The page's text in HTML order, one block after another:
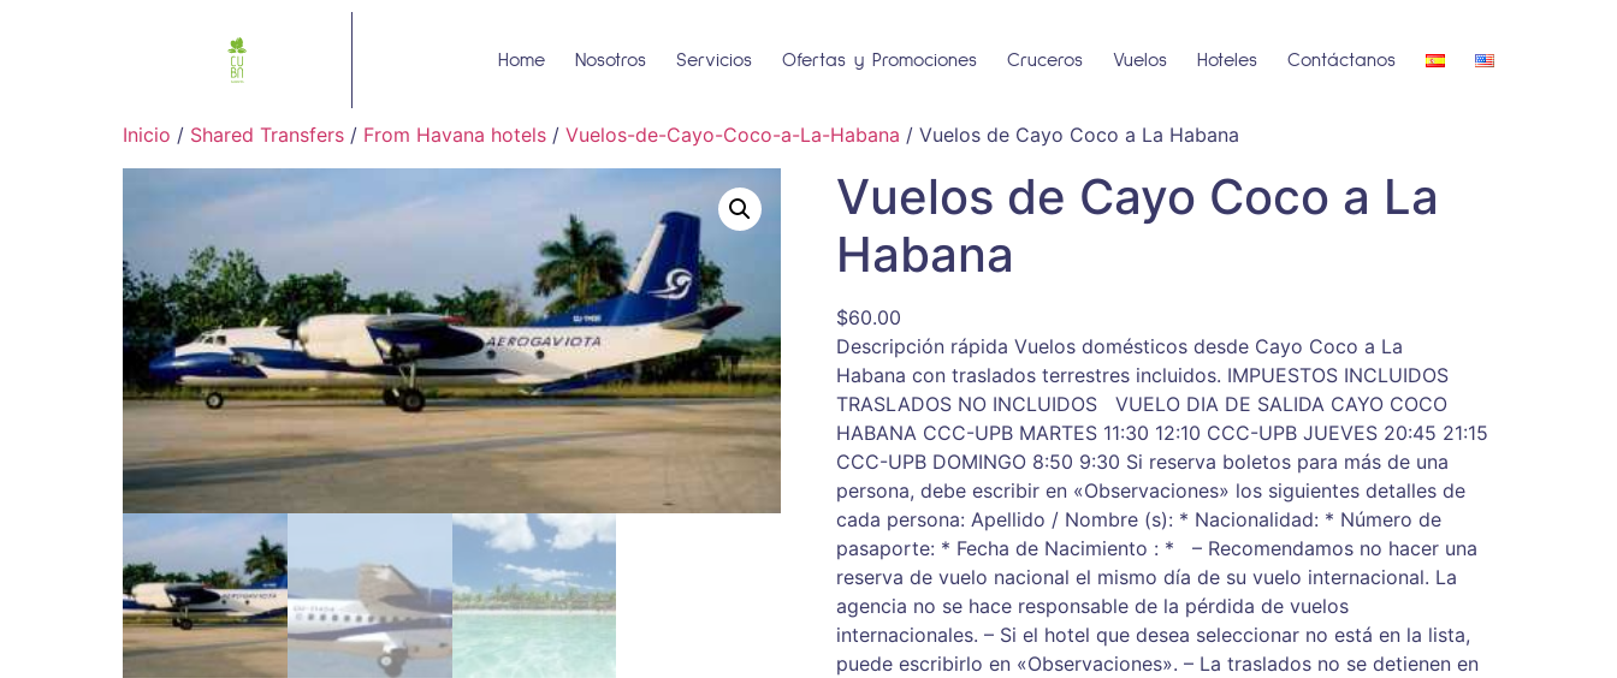
Home Nosotros Servicios Ofertas y Promociones Cruceros Vuelos Hoteles Contáctanos
Inicio / Shared Transfers / From Havana hotels / Vuelos-de-Cayo-Coco-a-La-Habana / Vuelos de Cayo Coco a La Habana
Vuelos de Cayo Coco a La
Habana
$60.00
Descripción rápida Vuelos domésticos desde Cayo Coco a La
Habana con traslados terrestres incluidos. IMPUESTOS INCLUIDOS
TRASLADOS NO INCLUIDOS VUELO DIA DE SALIDA CAYO COCO
HABANA CCC-UPB MARTES 11:30 12:10 CCC-UPB JUEVES 20:45 21:15
CCC-UPB DOMINGO 8:50 9:30 Si reserva boletos para más de una
persona, debe escribir en «Observaciones» los siguientes detalles de
cada persona: Apellido / Nombre (s): * Nacionalidad: * Número de
pasaporte: * Fecha de Nacimiento : * – Recomendamos no hacer una
reserva de vuelo nacional el mismo día de su vuelo internacional. La
agencia no se hace responsable de la pérdida de vuelos
internacionales. – Si el hotel que desea seleccionar no está en la lista,
puede escribirlo en «Observaciones». – La traslados no se detienen en